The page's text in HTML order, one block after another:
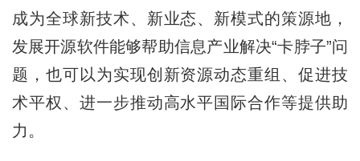
成为全球新技术、新业态、新模式的策源地，
发展开源软件能够帮助信息产业解决“卡脖子”问
题，也可以为实现创新资源动态重组、促进技
术平权、进一步推动高水平国际合作等提供助
力。